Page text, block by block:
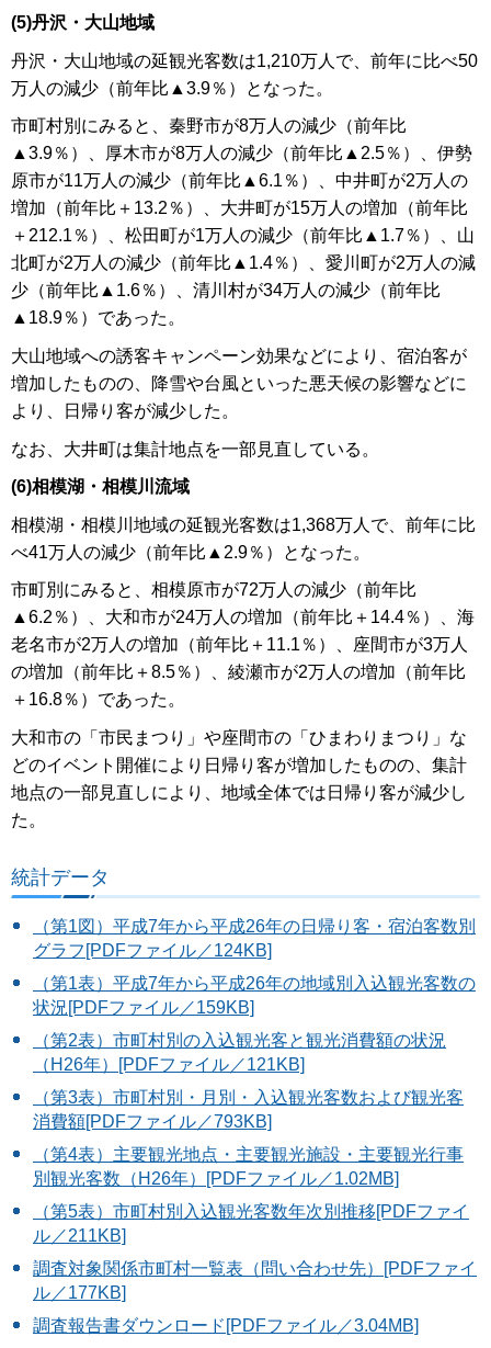
(5)丹沢・大山地域
丹沢・大山地域の延観光客数は1,210万人で、前年に比べ50
万人の減少（前年比▲3.9％）となった。
市町村別にみると、秦野市が8万人の減少（前年比
▲3.9％）、厚木市が8万人の減少（前年比▲2.5％）、伊勢
原市が11万人の減少（前年比▲6.1％）、中井町が2万人の
増加（前年比＋13.2％）、大井町が15万人の増加（前年比
＋212.1％）、松田町が1万人の減少（前年比▲1.7％）、山
北町が2万人の減少（前年比▲1.4％）、愛川町が2万人の減
少（前年比▲1.6％）、清川村が34万人の減少（前年比
▲18.9％）であった。
大山地域への誘客キャンペーン効果などにより、宿泊客が
増加したものの、降雪や台風といった悪天候の影響などに
より、日帰り客が減少した。
なお、大井町は集計地点を一部見直している。
(6)相模湖・相模川流域
相模湖・相模川地域の延観光客数は1,368万人で、前年に比
べ41万人の減少（前年比▲2.9％）となった。
市町別にみると、相模原市が72万人の減少（前年比
▲6.2％）、大和市が24万人の増加（前年比＋14.4％）、海
老名市が2万人の増加（前年比＋11.1％）、座間市が3万人
の増加（前年比＋8.5％）、綾瀬市が2万人の増加（前年比
＋16.8％）であった。
大和市の「市民まつり」や座間市の「ひまわりまつり」な
どのイベント開催により日帰り客が増加したものの、集計
地点の一部見直しにより、地域全体では日帰り客が減少し
た。
統計データ
（第1図）平成7年から平成26年の日帰り客・宿泊客数別
グラフ[PDFファイル／124KB]
（第1表）平成7年から平成26年の地域別入込観光客数の
状況[PDFファイル／159KB]
（第2表）市町村別の入込観光客と観光消費額の状況
（H26年）[PDFファイル／121KB]
（第3表）市町村別・月別・入込観光客数および観光客
消費額[PDFファイル／793KB]
（第4表）主要観光地点・主要観光施設・主要観光行事
別観光客数（H26年）[PDFファイル／1.02MB]
（第5表）市町村別入込観光客数年次別推移[PDFファイ
ル／211KB]
調査対象関係市町村一覧表（問い合わせ先）[PDFファイ
ル／177KB]
調査報告書ダウンロード[PDFファイル／3.04MB]